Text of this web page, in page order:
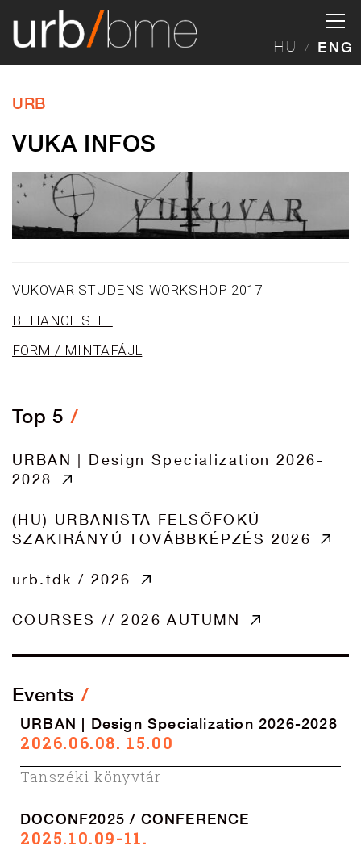
HU ENG
Top 5
URBAN | Design Specialization 2026-
2028
(HU) URBANISTA FELSŐFOKÚ
SZAKIRÁNYÚ TOVÁBBKÉPZÉS 2026
urb.tdk / 2026
COURSES // 2026 AUTUMN
Events
URBAN | Design Specialization 2026-2028
2026.06.08. 15.00
Tanszéki könyvtár
DOCONF2025 / CONFERENCE
2025.10.09-11.
URB
VUKA INFOS
VUKOVAR STUDENS WORKSHOP 2017
BEHANCE SITE
FORM / MINTAFÁJL